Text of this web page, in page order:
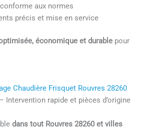
aux normes
précis et mise en service
économique et durablepour
Chaudière Frisquet Rouvres 28260
Intervention rapide et pièces d’origine
dans tout Rouvres 28260 et villes